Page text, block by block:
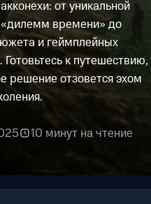
от уникальной
времени» до
и геймплейных
к путешествию,
решение отзовется эхом
10 минут на чтение